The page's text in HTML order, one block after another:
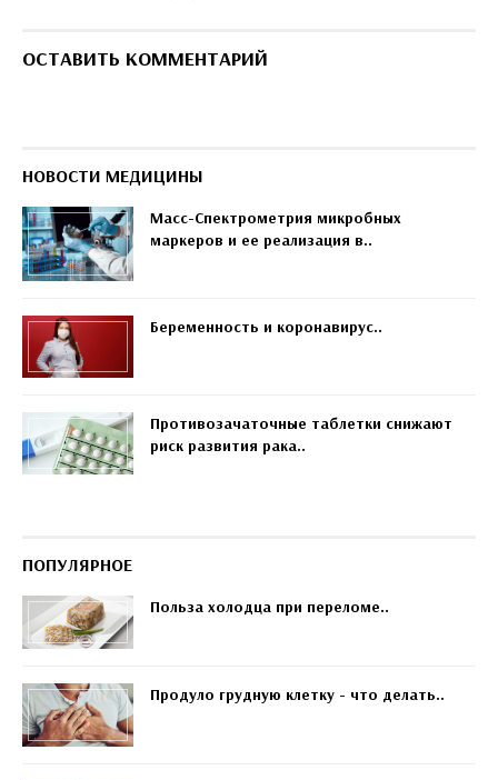
ОСТАВИТЬ КОММЕНТАРИЙ
НОВОСТИ МЕДИЦИНЫ
Масс-Спектрометрия микробных
маркеров и ее реализация в..
Беременность и коронавирус..
Противозачаточные таблетки снижают
риск развития рака..
ПОПУЛЯРНОЕ
Польза холодца при переломе..
Продуло грудную клетку - что делать..